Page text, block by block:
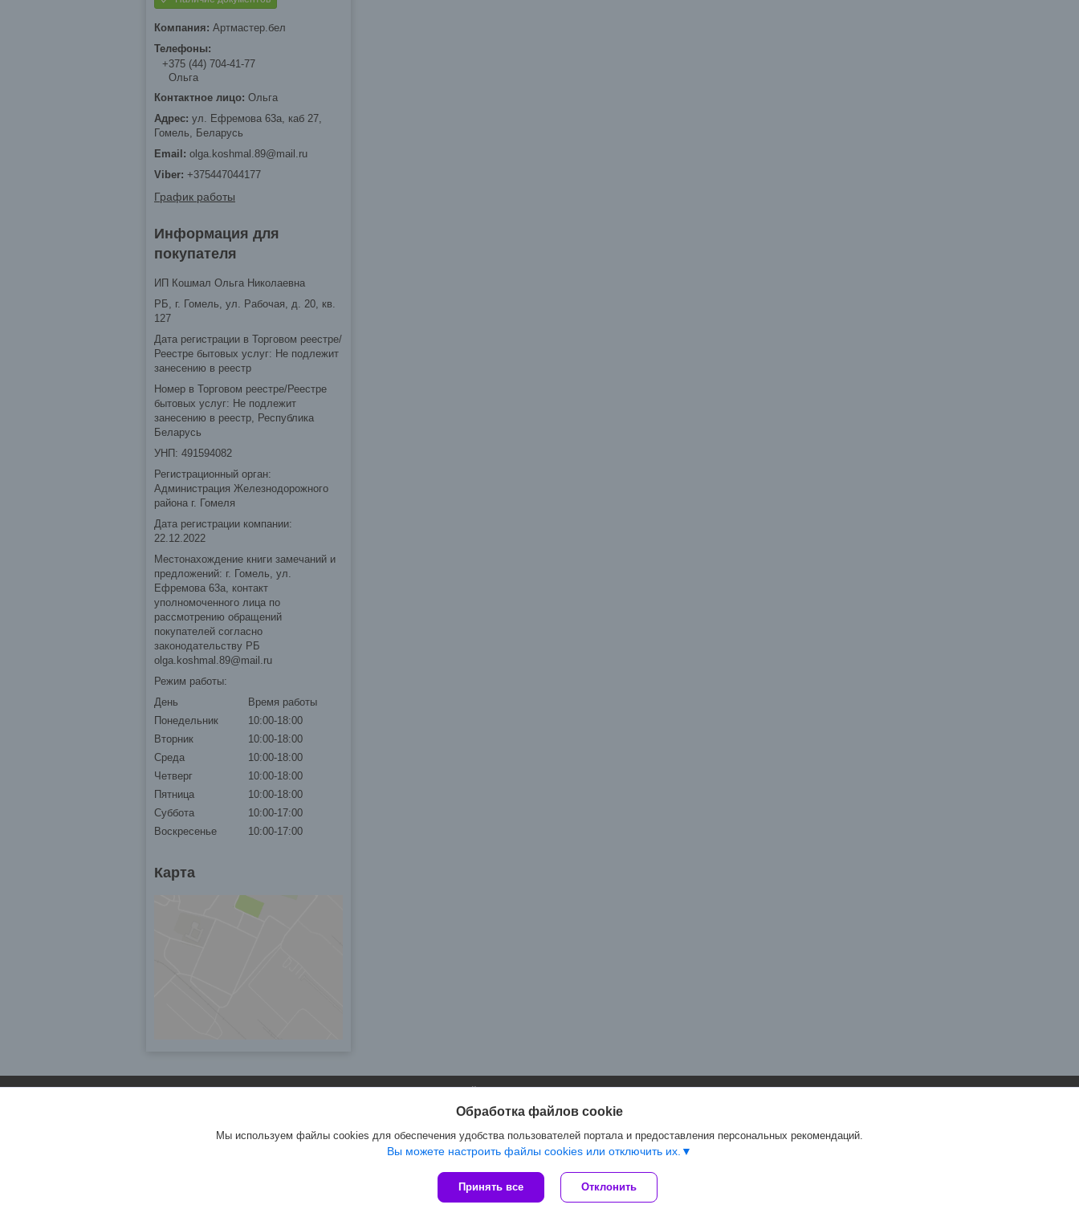
Артмастер.бел
+375 (44) 704-41-77
Ольга
Ольга
ул. Ефремова 63а, каб 27,
Гомель, Беларусь
olga.koshmal.89@mail.ru
+375447044177
График работы
Информация для
покупателя
ИП Кошмал Ольга Николаевна
РБ, г. Гомель, ул. Рабочая, д. 20, кв.
127
Дата регистрации в Торговом реестре/
Реестре бытовых услуг: Не подлежит
занесению в реестр
Номер в Торговом реестре/Реестре
бытовых услуг: Не подлежит
занесению в реестр, Республика
Беларусь
УНП: 491594082
Регистрационный орган:
Администрация Железнодорожного
района г. Гомеля
Дата регистрации компании:
22.12.2022
Местонахождение книги замечаний и
предложений: г. Гомель, ул.
Ефремова 63а, контакт
уполномоченного лица по
рассмотрению обращений
покупателей согласно
законодательству РБ
olga.koshmal.89@mail.ru
Режим работы:
День
Время работы
Понедельник
10:00-18:00
Вторник
10:00-18:00
Среда
10:00-18:00
Четверг
10:00-18:00
Пятница
10:00-18:00
Суббота
10:00-17:00
Воскресенье
10:00-17:00
Карта
Сайт создан на платформе Deal.by
Политика обработки файлов cookies
Обработка файлов cookie
Мы используем файлы cookies для обеспечения удобства пользователей портала и предоставления персональных рекомендаций.
Вы можете настроить файлы cookies или отключить их.
Принять все Отклонить
Артмастер.бел |
Пожаловаться на контент
Select Language ▼